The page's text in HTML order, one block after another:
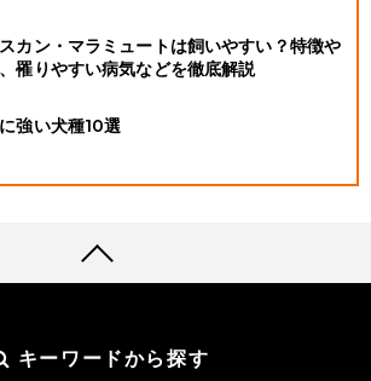
カン・マラミュートは飼いやすい？特徴や
罹りやすい病気などを徹底解説
強い犬種10選
キーワードから探す